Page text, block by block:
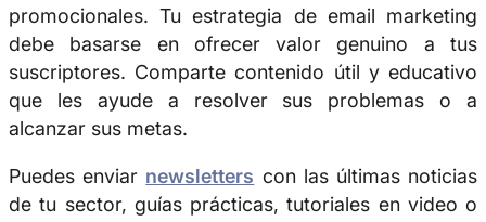
promocionales. Tu estrategia de email marketing
debe basarse en ofrecer valor genuino a tus
suscriptores. Comparte contenido útil y educativo
que les ayude a resolver sus problemas o a
alcanzar sus metas.
Puedes enviar newsletters con las últimas noticias
de tu sector, guías prácticas, tutoriales en video o